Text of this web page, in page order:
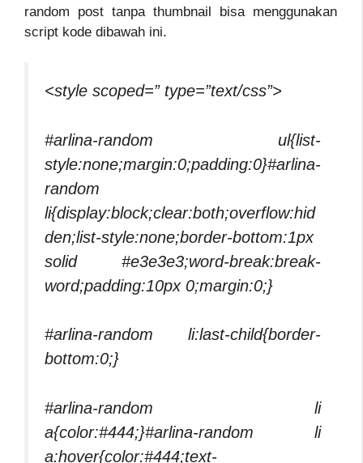
random post tanpa thumbnail bisa menggunakan
script kode dibawah ini.
<style scoped=” type=”text/css”>
#arlina-random ul{list-
style:none;margin:0;padding:0}#arlina-
random
li{display:block;clear:both;overflow:hid
den;list-style:none;border-bottom:1px
solid #e3e3e3;word-break:break-
word;padding:10px 0;margin:0;}
#arlina-random li:last-child{border-
bottom:0;}
#arlina-random li
a{color:#444;}#arlina-random li
a:hover{color:#444;text-